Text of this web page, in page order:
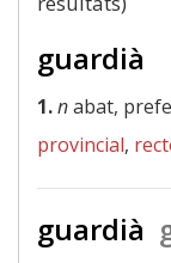
guardià
1.nabat,
provincial,
guardià